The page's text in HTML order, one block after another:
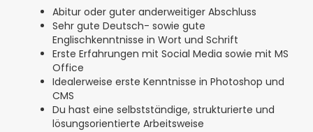
Abitur oder guter anderweitiger Abschluss
Sehr gute Deutsch- sowie gute
Englischkenntnisse in Wort und Schrift
Erste Erfahrungen mit Social Media sowie mit MS
Office
Idealerweise erste Kenntnisse in Photoshop und
CMS
Du hast eine selbstständige, strukturierte und
lösungsorientierte Arbeitsweise